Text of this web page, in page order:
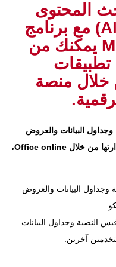
المحتوى
ألفريسكو (Alfresco) مع برنامج
Microsoft 365 1.1 يمكنك من
تطبيقات
منصة
البيانات والعروض
التقديمية المخزنة على منصة ألفريسكو وإدارتها من خلال Office online،
وجداول البيانات والعروض
النصية وجداول البيانات
آخرين.